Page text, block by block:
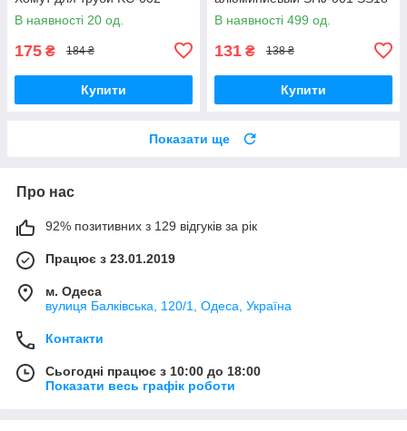
В наявності 20 од.
175 ₴ 184 ₴
Купити
В наявності 499 од.
131 ₴ 138 ₴
Купити
Показати ще
Про нас
92% позитивних з 129 відгуків за рік
Працює з 23.01.2019
м. Одеса
вулиця Балківська, 120/1, Одеса, Україна
Контакти
Сьогодні працює з 10:00 до 18:00
Показати весь графік роботи